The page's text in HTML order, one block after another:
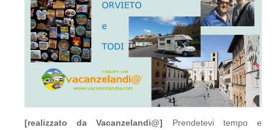
[realizzato da Vacanzelandi@] Prendetevi tempo e